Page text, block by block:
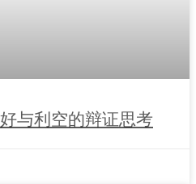
与利空的辩证思考